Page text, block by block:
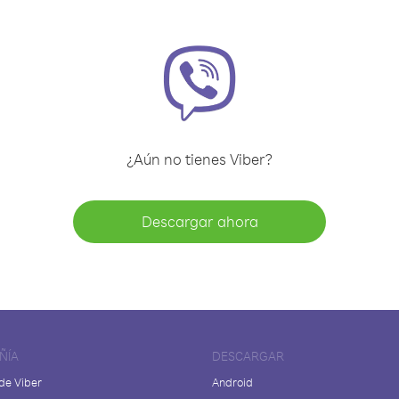
¿Aún no tienes Viber?
Descargar ahora
Viber
DESCARGAR
Android